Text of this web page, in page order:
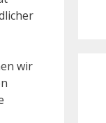
wir